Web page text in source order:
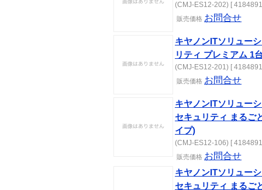
(CMJ-ES12-202) [
販売価格 お問合せ
キヤノンITソリュー
リティ プレミアム 1
(CMJ-ES12-201) [
販売価格 お問合せ
キヤノンITソリュー
セキュリティ まるご
イプ)
(CMJ-ES12-106) [
販売価格 お問合せ
キヤノンITソリュー
セキュリティ まるご